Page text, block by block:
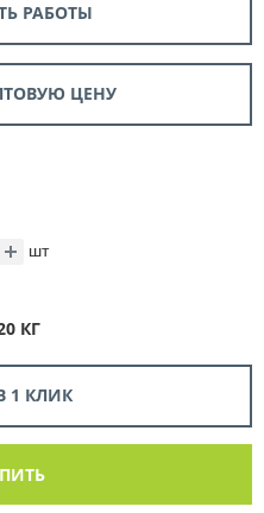
РАБОТЫ
ЦЕНУ
шт
КГ
1 КЛИК